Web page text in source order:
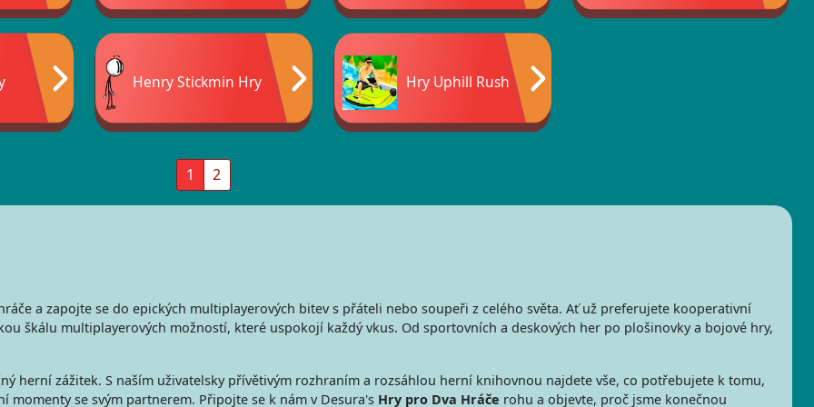
Henry Stickmin Hry Hry Uphill Rush
1 2
a zapojte se do epických multiplayerových bitev s přáteli nebo soupeři z celého světa. Ať už preferujete kooperativní
škálu multiplayerových možností, které uspokojí každý vkus. Od sportovních a deskových her po plošinovky a bojové hry,
herní zážitek. S naším uživatelsky přívětivým rozhraním a rozsáhlou herní knihovnou najdete vše, co potřebujete k tomu,
se svým partnerem. Připojte se k nám v Desura's Hry pro Dva Hráče rohu a objevte, proč jsme konečnou